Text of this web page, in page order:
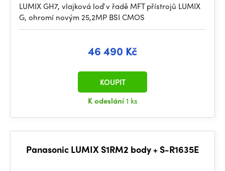
LUMIX GH7, vlajková loď v řadě MFT přístrojů LUMIX
G, ohromí novým 25,2MP BSI CMOS
46 490 Kč
K odeslání1 ks
KOUPIT
Panasonic LUMIX S1RM2 body + S-R1635E